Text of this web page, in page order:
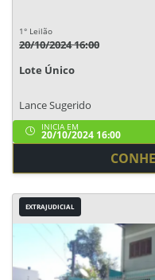
1° Leilão
20/10/2024 16:00
Lote Único
Lance Sugerido
INICIA EM
20/10/2024 16:00
EXTRAJUDICIAL